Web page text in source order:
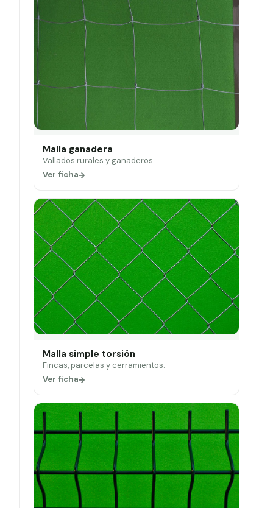
Malla ganadera
Vallados rurales y ganaderos.
Ver ficha
Malla simple torsión
Fincas, parcelas y cerramientos.
Ver ficha